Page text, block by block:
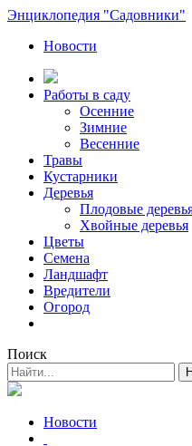
Энциклопедия "Садовники"
Новости
Работы в саду
Осенние
Зимние
Весенние
Травы
Кустарники
Деревья
Плодовые
Хвойные деревья
Цветы
Семена
Ландшафт
Вредители
Огород
Поиск
Новости